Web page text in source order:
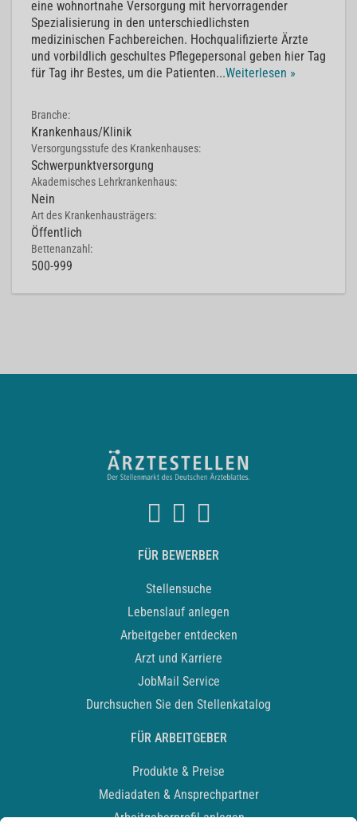
eine wohnortnahe Versorgung mit hervorragender
Spezialisierung in den unterschiedlichsten
medizinischen Fachbereichen. Hochqualifizierte Ärzte
und vorbildlich geschultes Pflegepersonal geben hier Tag
für Tag ihr Bestes, um die Patienten...Weiterlesen »
Branche:
Krankenhaus/Klinik
Versorgungsstufe des Krankenhauses:
Schwerpunktversorgung
Akademisches Lehrkrankenhaus:
Nein
Art des Krankenhausträgers:
Öffentlich
Bettenanzahl:
500-999
FÜR BEWERBER
Stellensuche
Lebenslauf anlegen
Arbeitgeber entdecken
Arzt und Karriere
JobMail Service
Durchsuchen Sie den Stellenkatalog
FÜR ARBEITGEBER
Produkte & Preise
Mediadaten & Ansprechpartner
Arbeitgeberprofil anlegen